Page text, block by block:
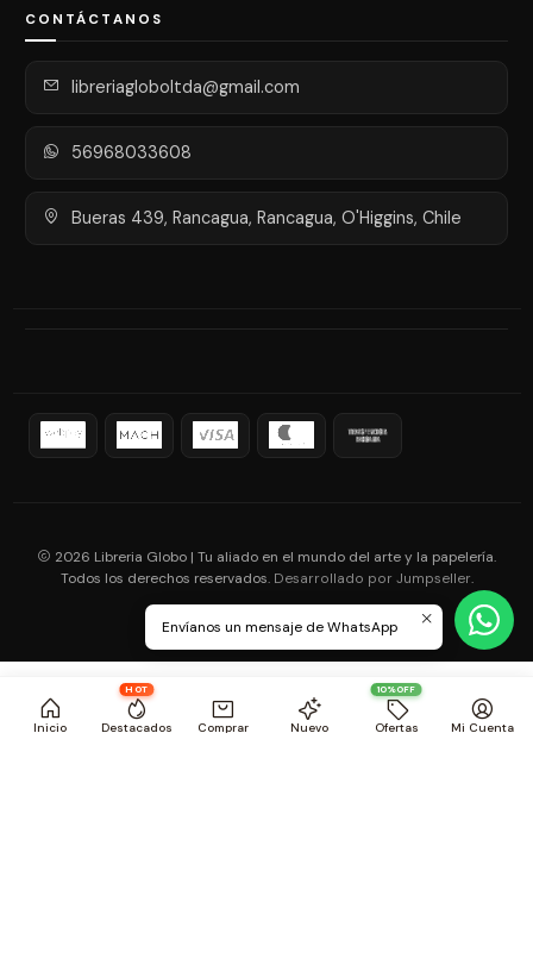
Inicio
HOT
Destacados Comprar Nuevo
10%OFF
Ofertas Mi Cuenta
CONTÁCTANOS
libreriagloboltda@gmail.com
56968033608
Bueras 439, Rancagua, Rancagua, O'Higgins, Chile
2026 Libreria Globo | Tu aliado en el mundo del arte y la papelería.
Todos los derechos reservados. Desarrollado por Jumpseller.
Envíanos un mensaje de WhatsApp